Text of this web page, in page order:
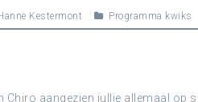
Kestermont Programma kwiks
Chiro aangezien jullie allemaal op